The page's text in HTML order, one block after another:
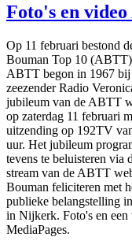
Foto's en
Op 11 februari bestond
Bouman Top 10
ABTT begon in 1967 bij
zeezender Radio
jubileum van de ABTT
op zaterdag 11 februari
uitzending op 192TV
uur. Het jubileum
tevens te beluisteren via
stream van de ABTT
Bouman feliciteren met
publieke belangstelling
in Nijkerk. Foto's en een
MediaPages.